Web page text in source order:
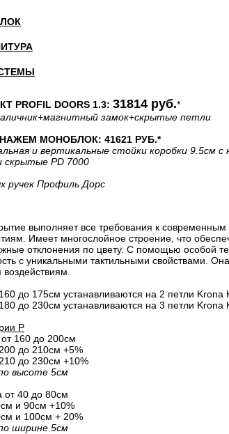
DOORS 1.3: 31814 руб.*
+магнитный замок+скрытые петли
МОНОБЛОК: 41621 РУБ.*
и вертикальные стойки коробки 9.5см с
скрытые PD 7000
ручек Профиль Дорс
выполняет все требования к современным
Имеет многослойное строение, что
отклонения по цвету. С помощью особой
с уникальными тактильными свойствами.
до 175см устанавливаются на 2 петли Krona
до 230см устанавливаются на 3 петли Krona
P
160 до 200см
до 210см +5%
до 230см +10%
высоте 5см
от 40 до 80см
и 90cм +10%
и 100см + 20%
ширине 5см